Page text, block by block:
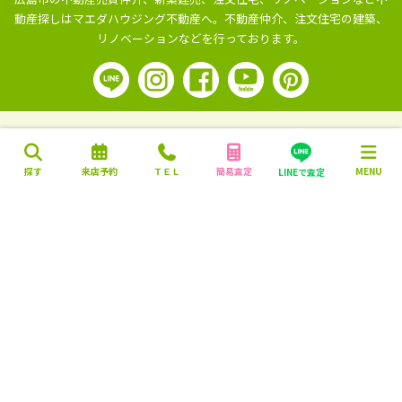
探す 来店予約 ＴＥＬ 簡易査定 LINEで査定 MENU
動産探しはマエダハウジング不動産へ。 不動産仲介、注文住宅の建築、
リノベーションなどを行っております。